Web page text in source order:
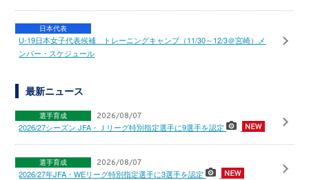
日本代表
U-19日本女子代表候補 トレーニングキャンプ（11/30～12/3＠宮崎）メ
ンバー・スケジュール
最新ニュース
選手育成 2026/08/07
2026/27シーズン JFA・Ｊリーグ特別指定選手に9選手を認定
選手育成 2026/08/07
2026/27年JFA・WEリーグ特別指定選手に3選手を認定